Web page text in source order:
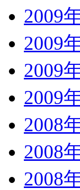
2009
2009
2009
2009
2008
2008
2008